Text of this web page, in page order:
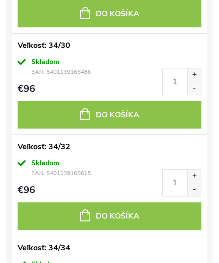
DO KOŠÍKA
Veľkosť: 34/30
Skladom
EAN: 5401139166486
€96
DO KOŠÍKA
Veľkosť: 34/32
Skladom
EAN: 5401139166615
€96
DO KOŠÍKA
Veľkosť: 34/34